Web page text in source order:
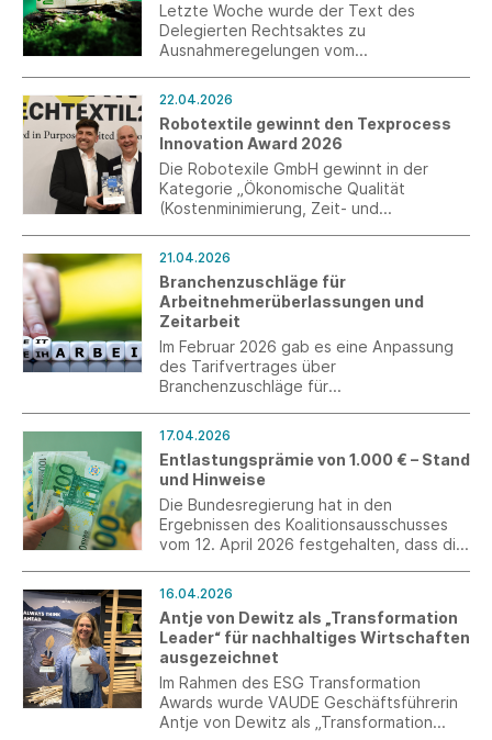
Letzte Woche wurde der Text des
Delegierten Rechtsaktes zu
Ausnahmeregelungen vom
ohne Änderungen veröffentlicht.
22.04.2026
Robotextile gewinnt den Texprocess
Innovation Award 2026
Die Robotexile GmbH gewinnt in der
Kategorie „Ökonomische Qualität
(Kostenminimierung, Zeit- und
21.04.2026
Branchenzuschläge für
Arbeitnehmerüberlassungen und
Zeitarbeit
Im Februar 2026 gab es eine Anpassung
des Tarifvertrages über
Branchenzuschläge für
Deckelungsregelung in § 2 Abs. 5 TV BZ
ME modifiziert und der Branchenzuschlag
in der 5. Zuschlagsstufe gesenkt.
Südwesttextil bittet bis zum 4. Mai 2026
um Ihre Einschätzung dazu.
17.04.2026
Entlastungsprämie von 1.000 € – Stand
und Hinweise
Die Bundesregierung hat in den
Ergebnissen des Koalitionsausschusses
vom 12. April 2026 festgehalten, dass die
abgabenfreie Entlastungsprämie in der
Höhe von 1.000 € zu zahlen.
16.04.2026
Antje von Dewitz als „Transformation
Leader“ für nachhaltiges Wirtschaften
ausgezeichnet
Im Rahmen des ESG Transformation
Awards wurde VAUDE Geschäftsführerin
Antje von Dewitz als „Transformation